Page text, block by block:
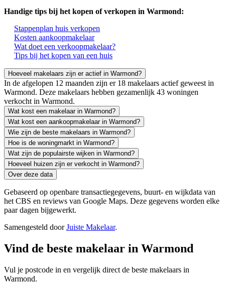
Handige tips bij het kopen of verkopen in Warmond:
Stappenplan huis verkopen
Kosten aankoopmakelaar
Wat doet een verkoopmakelaar?
Tips bij het kopen van een huis
Hoeveel makelaars zijn er actief in Warmond?
In de afgelopen 12 maanden zijn er 18 makelaars actief geweest in
Warmond. Deze makelaars hebben gezamenlijk 43 woningen
verkocht in Warmond.
Wat kost een makelaar in Warmond?
Wat kost een aankoopmakelaar in Warmond?
Wie zijn de beste makelaars in Warmond?
Hoe is de woningmarkt in Warmond?
Wat zijn de populairste wijken in Warmond?
Hoeveel huizen zijn er verkocht in Warmond?
Over deze data
Gebaseerd op openbare transactiegegevens, buurt- en wijkdata van
het CBS en reviews van Google Maps. Deze gegevens worden elke
paar dagen bijgewerkt.
Samengesteld doorJuiste Makelaar.
Vind de beste makelaar in Warmond
Vul je postcode in en vergelijk direct de beste makelaars in
Warmond.